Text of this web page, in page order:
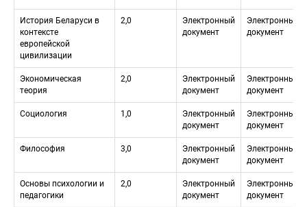
История Беларуси в
контексте
европейской
цивилизации
2,0
Электронный
документ
Электронный
документ
Экономическая
теория
2,0
Электронный
документ
Электронный
документ
Социология 1,0
Электронный
документ
Электронный
документ
Философия 3,0
Электронный
документ
Электронный
документ
Основы психологии и
педагогики
2,0
Электронный
документ
Электронный
документ